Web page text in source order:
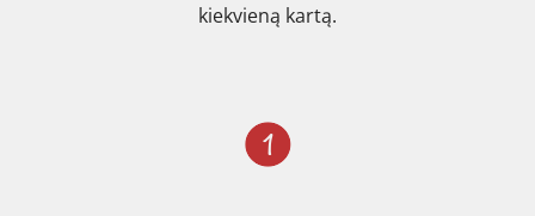
kiekvieną kartą.